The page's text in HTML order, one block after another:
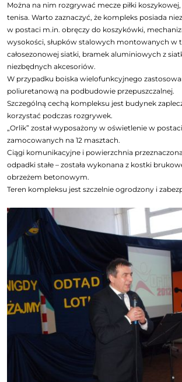
Można na nim rozgrywać mecze piłki koszykowej,
tenisa. Warto zaznaczyć, że kompleks posiada
w postaci m.in. obręczy do koszykówki,
wysokości, słupków stalowych montowanych w
całosezonowej siatki, bramek aluminiowych z
niezbędnych akcesoriów.
W przypadku boiska wielofunkcyjnego
poliuretanową na podbudowie przepuszczalnej.
Szczególną cechą kompleksu jest budynek
korzystać podczas rozgrywek.
„Orlik” został wyposażony w oświetlenie w
zamocowanych na 12 masztach.
Ciągi komunikacyjne i powierzchnia
odpadki stałe – została wykonana z kostki
obrzeżem betonowym.
Teren kompleksu jest szczelnie ogrodzony i